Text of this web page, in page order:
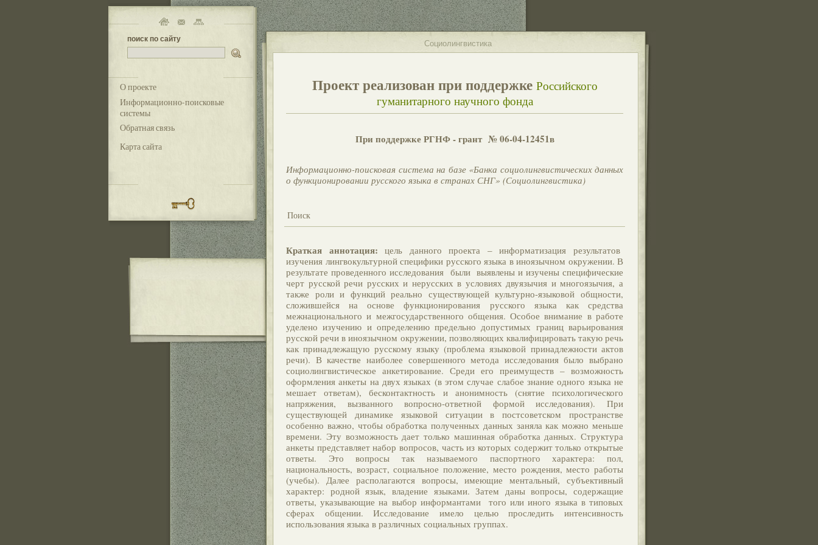
поиск по сайту
О проекте
Информационно-поисковые
системы
Обратная связь
Карта сайта
Социолингвистика
Проект реализован при поддержке Российского
гуманитарного научного фонда
При поддержке РГНФ - грант № 06-04-12451в
Информационно-поисковая система на базе «Банка социолингвистических данных
о функционировании русского языка в странах СНГ» (Социолингвистика)
Поиск
Краткая аннотация:цель данного проекта – информатизация результатов
изучения лингвокультурной специфики русского языка в иноязычном окружении. В
результате проведенного исследования были выявлены и изучены специфические
черт русской речи русских и нерусских в условиях двуязычия и многоязычия, а
также роли и функций реально существующей культурно-языковой общности,
сложившейся на основе функционирования русского языка как средства
межнационального и межгосударственного общения. Особое внимание в работе
уделено изучению и определению предельно допустимых границ варьирования
русской речи в иноязычном окружении, позволяющих квалифицировать такую речь
как принадлежащую русскому языку (проблема языковой принадлежности актов
речи). В качестве наиболее совершенного метода исследования было выбрано
социолингвистическое анкетирование. Среди его преимуществ – возможность
оформления анкеты на двух языках (в этом случае слабое знание одного языка не
мешает ответам), бесконтактность и анонимность (снятие психологического
напряжения, вызванного вопросно-ответной формой исследования). При
существующей динамике языковой ситуации в постсоветском пространстве
особенно важно, чтобы обработка полученных данных заняла как можно меньше
времени. Эту возможность дает только машинная обработка данных. Структура
анкеты представляет набор вопросов, часть из которых содержит только открытые
ответы. Это вопросы так называемого паспортного характера: пол,
национальность, возраст, социальное положение, место рождения, место работы
(учебы). Далее располагаются вопросы, имеющие ментальный, субъективный
характер: родной язык, владение языками. Затем даны вопросы, содержащие
ответы, указывающие на выбор информантами того или иного языка в типовых
сферах общении. Исследование имело целью проследить интенсивность
использования языка в различных социальных группах.